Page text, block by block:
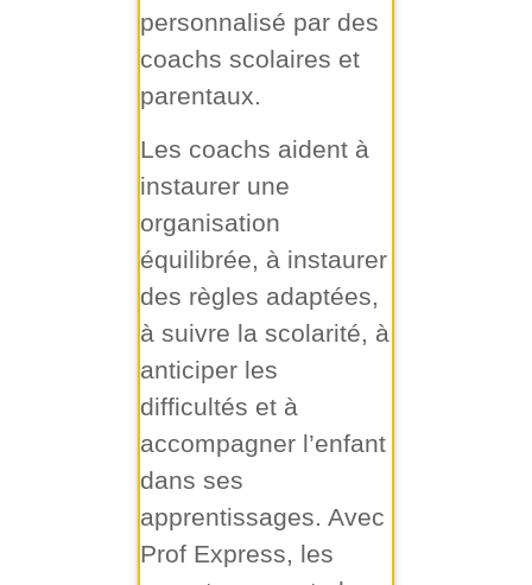
personnalisé par des
coachs scolaires et
parentaux.
Les coachs aident à
instaurer une
organisation
équilibrée, à instaurer
des règles adaptées,
à suivre la scolarité, à
anticiper les
difficultés et à
accompagner l’enfant
dans ses
apprentissages. Avec
Prof Express, les